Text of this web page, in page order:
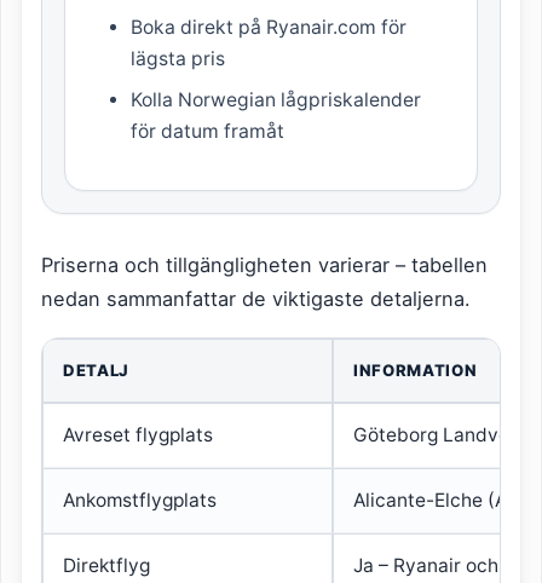
Boka direkt på Ryanair.com för
lägsta pris
Kolla Norwegian lågpriskalender
för datum framåt
Priserna och tillgängligheten varierar – tabellen
nedan sammanfattar de viktigaste detaljerna.
DETALJ INFORMATION
Avreset flygplats Göteborg
Ankomstflygplats Alicante-Elche (ALC)
Direktflyg Ja – Ryanair och